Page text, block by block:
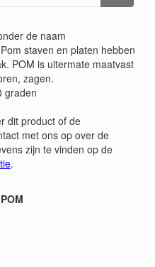
de naam
staven en platen hebben
POM is uitermate maatvast
zagen.
graden
dit product of de
met ons op over de
zijn te vinden op de
.